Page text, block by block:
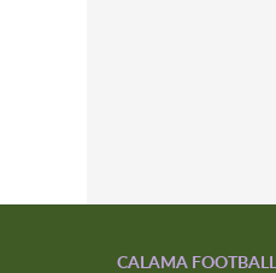
CALAMA FOOTBALL